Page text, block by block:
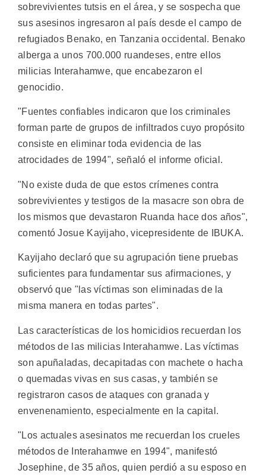
sobrevivientes tutsis en el área, y se sospecha que
sus asesinos ingresaron al país desde el campo de
refugiados Benako, en Tanzania occidental. Benako
alberga a unos 700.000 ruandeses, entre ellos
milicias Interahamwe, que encabezaron el
genocidio.
"Fuentes confiables indicaron que los criminales
forman parte de grupos de infiltrados cuyo propósito
consiste en eliminar toda evidencia de las
atrocidades de 1994", señaló el informe oficial.
"No existe duda de que estos crímenes contra
sobrevivientes y testigos de la masacre son obra de
los mismos que devastaron Ruanda hace dos años",
comentó Josue Kayijaho, vicepresidente de IBUKA.
Kayijaho declaró que su agrupación tiene pruebas
suficientes para fundamentar sus afirmaciones, y
observó que "las víctimas son eliminadas de la
misma manera en todas partes".
Las características de los homicidios recuerdan los
métodos de las milicias Interahamwe. Las víctimas
son apuñaladas, decapitadas con machete o hacha
o quemadas vivas en sus casas, y también se
registraron casos de ataques con granada y
envenenamiento, especialmente en la capital.
"Los actuales asesinatos me recuerdan los crueles
métodos de Interahamwe en 1994", manifestó
Josephine, de 35 años, quien perdió a su esposo en